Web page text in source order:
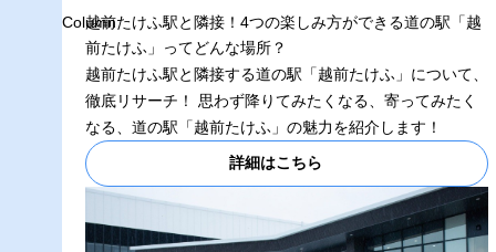
Column
越前たけふ駅と隣接！4つの楽しみ方ができる道の駅「越
前たけふ」ってどんな場所？
越前たけふ駅と隣接する道の駅「越前たけふ」について、
徹底リサーチ！ 思わず降りてみたくなる、寄ってみたく
なる、道の駅「越前たけふ」の魅力を紹介します！
詳細はこちら